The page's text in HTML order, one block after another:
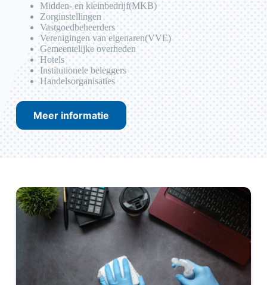
Midden- en kleinbedrijf(MKB)
Zorginstellingen
Vastgoedbeheerders
Verenigingen van eigenaren(VVE)
Gemeentelijke overheden
Hotels
Institutionele beleggers
Handelsorganisaties
Meer informatie